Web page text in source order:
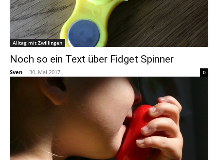
Alltag mit Zwillingen
Noch so ein Text über Fidget Spinner
Sven - 30. Mai 2017 0